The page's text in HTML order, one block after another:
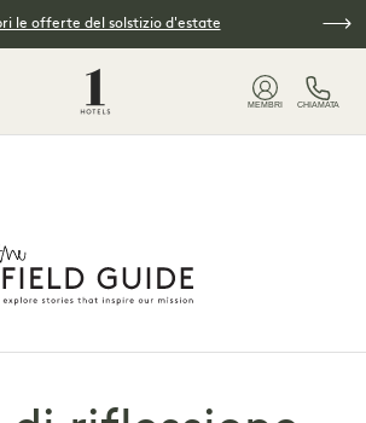
le offerte del solstizio d'estate
MEMBRI CHIAMATA